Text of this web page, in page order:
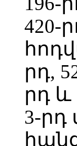
420-
րդ,
րդ և
3-